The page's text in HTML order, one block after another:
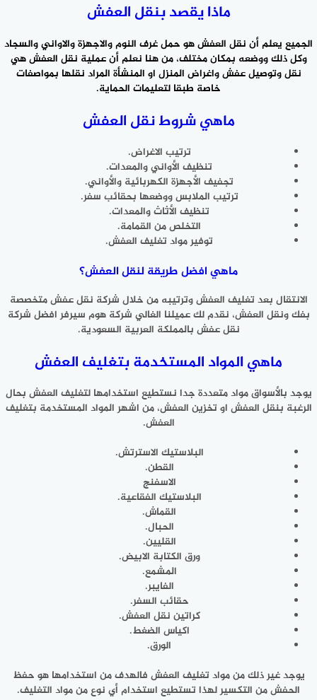
ماذا يقصد بنقل العفش
الجميع يعلم أن نقل العفش هو حمل غرف النوم والاجهزة والاواني والسجاد
وكل ذلك ووضعه بمكان مختلف، من هنا نعلم أن عملية نقل العفش هي
نقل وتوصيل عفش واغراض المنزل او المنشأة المراد نقلها بمواصفات
خاصة طبقا لتعليمات الحماية.
ماهي شروط نقل العفش
ترتيب الاغراض.
تنظيف الأواني والمعدات.
تجفيف الأجهزة الكهربائية والأواني.
ترتيب الملابس ووضعها بحقائب سفر.
تنظيف الأثاث والمعدات.
التخلص من القمامة.
توفير مواد تغليف العفش.
ماهي افضل طريقة لنقل العفش؟
الانتقال بعد تغليف العفش وترتيبه من خلال شركة نقل عفش متخصصة
بفك ونقل العفش، نقدم لك عميلنا الغالي شركة هوم سيرفر افضل شركة
نقل عفش بالمملكة العربية السعودية.
ماهي المواد المستخدمة بتغليف العفش
يوجد بالأسواق مواد متعددة جدا نستطيع استخدامها لتغليف العفش بحال
الرغبة بنقل العفش او تخزين العفش، من اشهر المواد المستخدمة بتغليف
العفش.
البلاستيك الاسترتش.
القطن.
الاسفنج
البلاستيك الفقاعية.
القماش.
الحبال.
القليين.
ورق الكتابة الابيض.
المشمع.
الفايبر.
حقائب السفر.
كراتين نقل العفش.
اكياس الضغط.
الورق.
يوجد غير ذلك من مواد تغليف العفش فالهدف من استخدامها هو حفظ
الحفش من التكسير لهذا تستطيع استخدام أي نوع من مواد التغليف.